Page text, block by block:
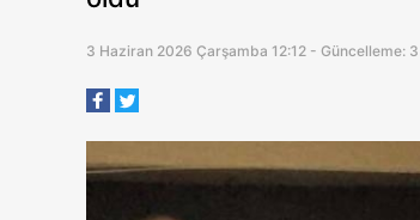
3 Haziran 2026 Çarşamba 12:12 - Güncelleme: